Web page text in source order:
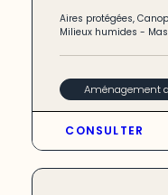
Aires protégées,
Milieux humides -
Aménagement
CONSULTER